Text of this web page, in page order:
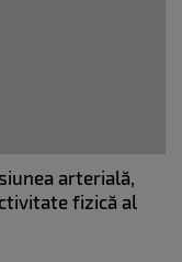
arterială,
fizică al